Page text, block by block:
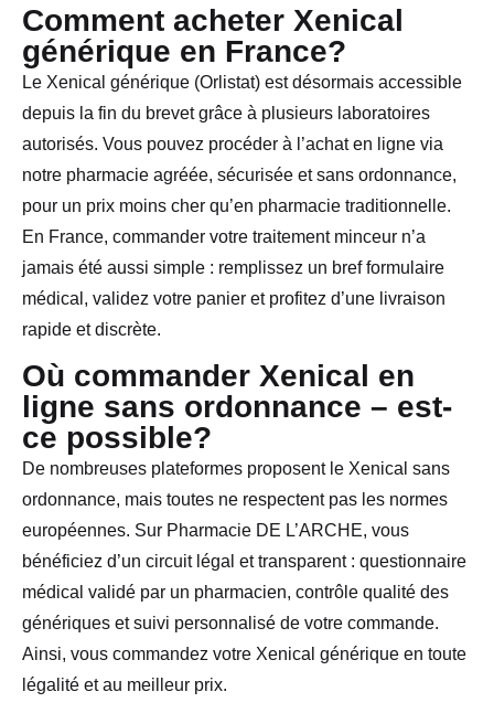
Comment acheter Xenical
générique en France?
Le Xenical générique (Orlistat) est désormais accessible
depuis la fin du brevet grâce à plusieurs laboratoires
autorisés. Vous pouvez procéder à l’achat en ligne via
notre pharmacie agréée, sécurisée et sans ordonnance,
pour un prix moins cher qu’en pharmacie traditionnelle.
En France, commander votre traitement minceur n’a
jamais été aussi simple : remplissez un bref formulaire
médical, validez votre panier et profitez d’une livraison
rapide et discrète.
Où commander Xenical en
ligne sans ordonnance – est-
ce possible?
De nombreuses plateformes proposent le Xenical sans
ordonnance, mais toutes ne respectent pas les normes
européennes. Sur Pharmacie DE L’ARCHE, vous
bénéficiez d’un circuit légal et transparent : questionnaire
médical validé par un pharmacien, contrôle qualité des
génériques et suivi personnalisé de votre commande.
Ainsi, vous commandez votre Xenical générique en toute
légalité et au meilleur prix.